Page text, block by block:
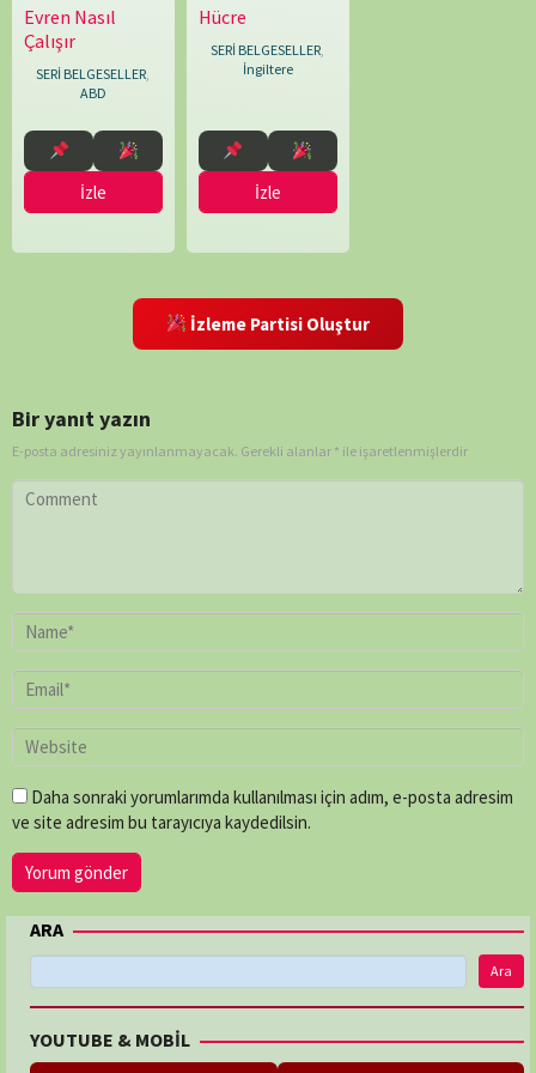
Evren Nasıl
Çalışır
SERİ BELGESELLER
ABD
25.04.2010
Adam
Warner
Alex
Justin
Erik
Dellums,
Say,
Mark
Mike
Peter
Chinn,
Shaun
Trevisick
İzle
Hücre
SERİ BELGESELLER
İngiltere
12.08.2009
Nick
Shoolingin-
Jordan
İzle
İzleme Partisi Oluştur
Bir yanıt yazın
E-posta adresiniz yayınlanmayacak. Gerekli alanlar * ile işaretlenmişlerdir
Daha sonraki yorumlarımda kullanılması için adım, e-posta adresim
ve site adresim bu tarayıcıya kaydedilsin.
ARA
Ara
YOUTUBE & MOBİL